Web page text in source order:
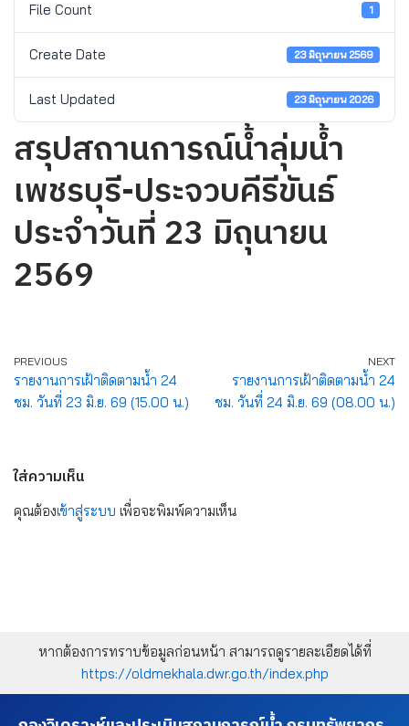
File Count 1
Create Date 23 มิถุนายน 2569
Last Updated 23 มิถุนายน 2026
สรุปสถานการณ์น้ำลุ่มน้ำ
เพชรบุรี-ประจวบคีรีขันธ์
ประจำวันที่ 23 มิถุนายน
2569
PREVIOUS
รายงานการเฝ้าติดตามน้ำ 24
ชม. วันที่ 23 มิ.ย. 69 (15.00 น.)
NEXT
รายงานการเฝ้าติดตามน้ำ 24
ชม. วันที่ 24 มิ.ย. 69 (08.00 น.)
ใส่ความเห็น
คุณต้องเข้าสู่ระบบ เพื่อจะพิมพ์ความเห็น
หากต้องการทราบข้อมูลก่อนหน้า สามารถดูรายละเอียดได้ที่
https://oldmekhala.dwr.go.th/index.php